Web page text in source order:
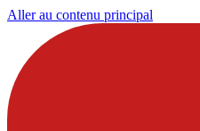
Aller au contenu principal